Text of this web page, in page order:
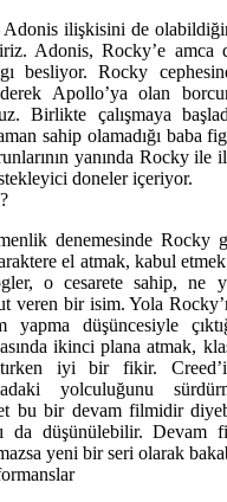
Adonis ilişkisini de
Adonis, Rocky’e amca
besliyor. Rocky
Apollo’ya olan
Birlikte çalışmaya
sahip olamadığı baba
yanında Rocky ile
doneler içeriyor.
denemesinde Rocky
el atmak, kabul
o cesarete sahip, ne
veren bir isim. Yola
düşüncesiyle
ikinci plana atmak,
iyi bir fikir.
yolculuğunu
bu bir devam filmidir
da düşünülebilir. Devam
yeni bir seri olarak